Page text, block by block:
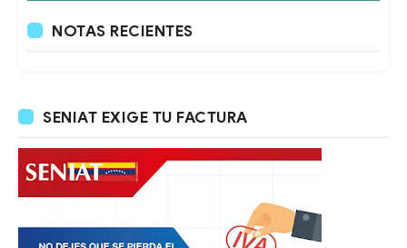
NOTAS RECIENTES
SENIAT EXIGE TU FACTURA